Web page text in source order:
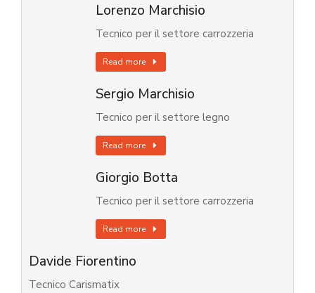
Lorenzo Marchisio
Tecnico per il settore carrozzeria
Read more
Sergio Marchisio
Tecnico per il settore legno
Read more
Giorgio Botta
Tecnico per il settore carrozzeria
Read more
Davide Fiorentino
Tecnico Carismatix